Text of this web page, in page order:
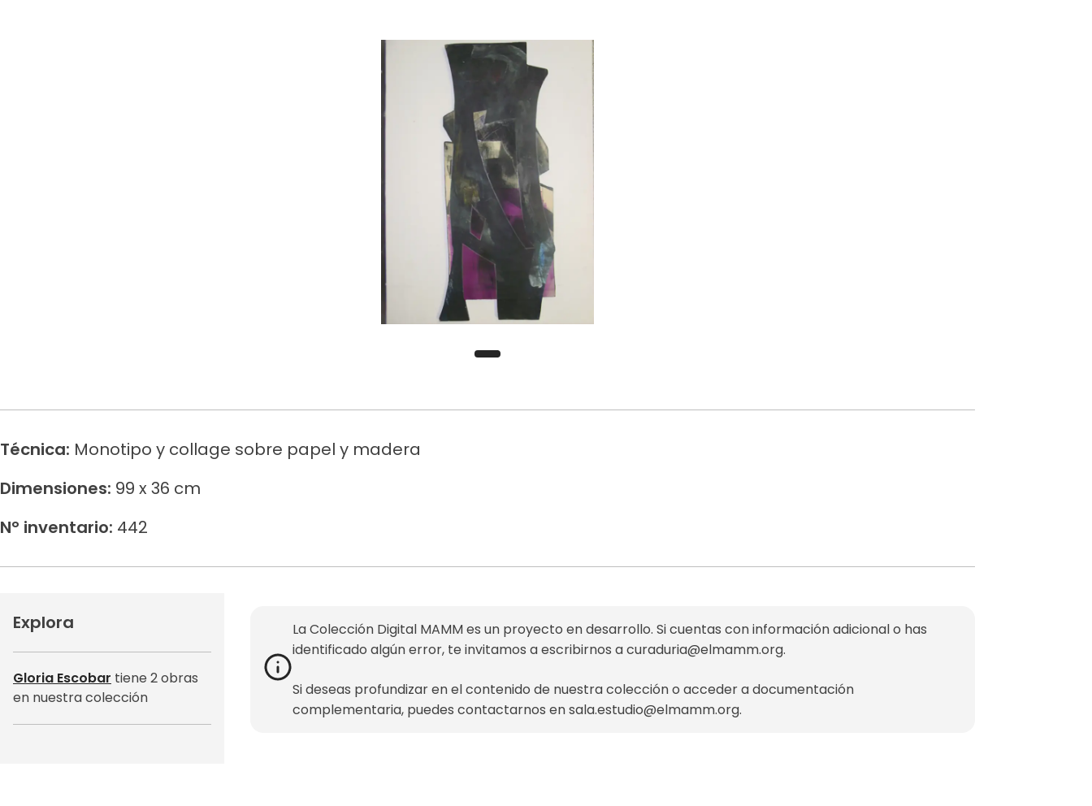
Técnica: Monotipo y collage sobre papel y madera
Dimensiones: 99 x 36 cm
N° inventario: 442
La Colección Digital MAMM es un proyecto en desarrollo. Si cuentas con información adicional o has
identificado algún error, te invitamos a escribirnos acuraduria@elmamm.org.
Si deseas profundizar en el contenido de nuestra colección o acceder a documentación
complementaria, puedes contactarnos ensala.estudio@elmamm.org.
Explora
Gloria Escobar tiene 2 obras
en nuestra colección